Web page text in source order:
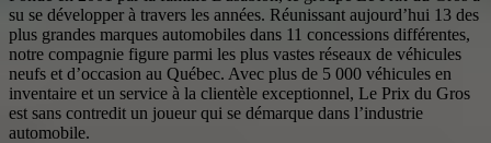
su se développer à travers les années. Réunissant aujourd’hui 13 des
plus grandes marques automobiles dans 11 concessions différentes,
notre compagnie figure parmi les plus vastes réseaux de véhicules
neufs et d’occasion au Québec. Avec plus de 5 000 véhicules en
inventaire et un service à la clientèle exceptionnel, Le Prix du Gros
est sans contredit un joueur qui se démarque dans l’industrie
automobile.